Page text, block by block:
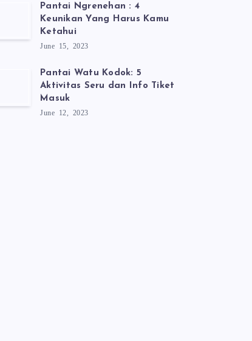
Pantai Ngrenehan : 4
Keunikan Yang Harus Kamu
Ketahui
June 15, 2023
Pantai Watu Kodok: 5
Aktivitas Seru dan Info Tiket
Masuk
June 12, 2023